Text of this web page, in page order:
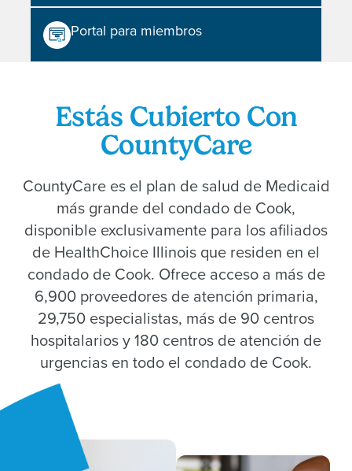
Portal para miembros
Estás Cubierto Con
CountyCare
CountyCare es el plan de salud de Medicaid
más grande del condado de Cook,
disponible exclusivamente para los afiliados
de HealthChoice Illinois que residen en el
condado de Cook. Ofrece acceso a más de
6,900 proveedores de atención primaria,
29,750 especialistas, más de 90 centros
hospitalarios y 180 centros de atención de
urgencias en todo el condado de Cook.